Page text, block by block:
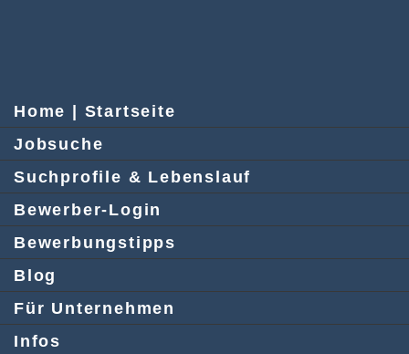
Home | Startseite
Jobsuche
Suchprofile & Lebenslauf
Bewerber-Login
Bewerbungstipps
Blog
Für Unternehmen
Infos